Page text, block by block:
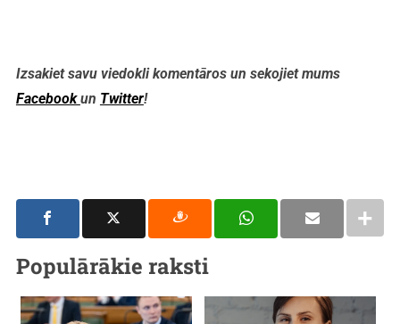
Izsakiet savu viedokli komentāros un sekojiet mums
Facebookun Twitter!
Populārākie raksti